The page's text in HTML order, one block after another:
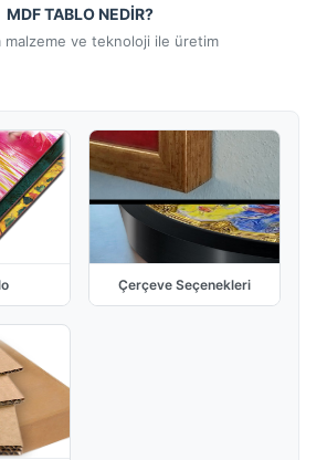
MDF TABLO NEDİR?
malzeme ve teknoloji ile üretim
Çerçeve Seçenekleri